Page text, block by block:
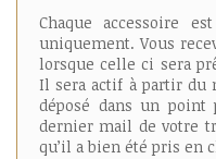
Chaque accessoire
uniquement. Vous
lorsque celle ci sera
Il sera actif à partir du
déposé dans un point
dernier mail de votre
qu’il a bien été pris en